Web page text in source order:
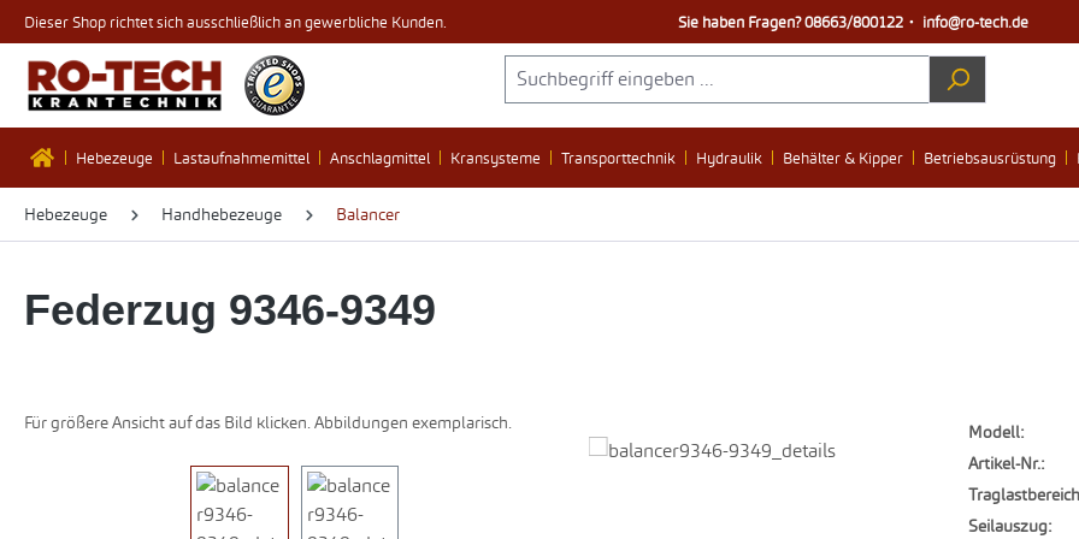
Hauptinhalt springen
Zur Suche springen
Zur Hauptnavigation springen
Dieser Shop richtet sich ausschließlich an gewerbliche Kunden. Sie haben Fragen?08663/800122・ info@ro-tech.de
Hebezeuge Lastaufnahmemittel Anschlagmittel Kransysteme Transporttechnik Hydraulik Behälter & Kipper Betriebsausrüstung
Hebezeuge Handhebezeuge Balancer
Federzug 9346-9349
Für größere Ansicht auf das Bild klicken. Abbildungen exemplarisch. Modell:
Artikel-Nr.:
Seilauszug: